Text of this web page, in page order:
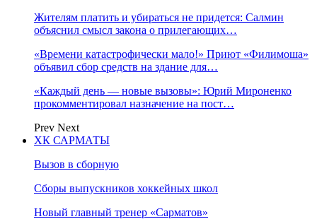
Жителям платить и убираться не придется: Салмин
объяснил смысл закона о прилегающих…
«Времени катастрофически мало!» Приют «Филимоша»
объявил сбор средств на здание для…
«Каждый день — новые вызовы»: Юрий Мироненко
прокомментировал назначение на пост…
Prev Next
ХК САРМАТЫ
Вызов в сборную
Сборы выпускников хоккейных школ
Новый главный тренер «Сарматов»